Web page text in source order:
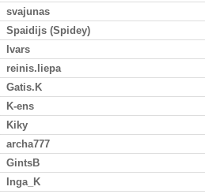
svajunas
Spaidijs (Spidey)
Ivars
reinis.liepa
Gatis.K
K-ens
Kiky
archa777
GintsB
Inga_K